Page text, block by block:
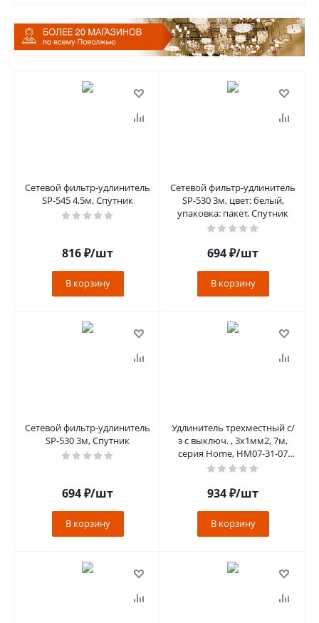
Сетевой фильтр-удлинитель
SP-545 4,5м, Спутник
816₽/шт
В корзину
Сетевой фильтр-удлинитель
SP-530 3м, цвет: белый,
упаковка: пакет, Спутник
694₽/шт
В корзину
Сетевой фильтр-удлинитель
SP-530 3м, Спутник
694₽/шт
В корзину
Удлинитель трехместный с/
з с выключ. , 3x1мм2, 7м,
серия Home, HM07-31-07
(У16А-002), белый
934₽/шт
В корзину